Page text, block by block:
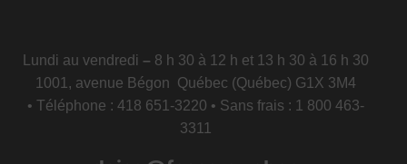
Lundi au vendredi – 8 h 30 à 12 h et 13 h 30 à 16 h 30
1001, avenue Bégon Québec (Québec) G1X 3M4
• Téléphone : 418 651-3220 • Sans frais : 1 800 463-
3311